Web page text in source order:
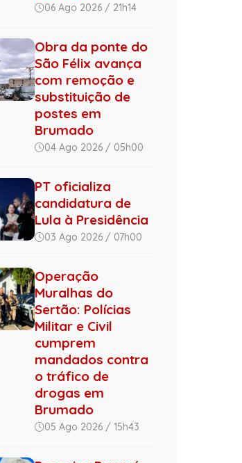
06 Ago 2026 / 21h14
Obra da ponte do
São Félix avança
com remoção e
substituição de
postes em
Brumado
04 Ago 2026 / 05h00
PT oficializa
candidatura de
Lula à Presidência
03 Ago 2026 / 07h00
Operação
Muralhas do
Sertão: Polícias
Militar e Civil
cumprem
mandados contra
o tráfico de
drogas em
Brumado
05 Ago 2026 / 15h43